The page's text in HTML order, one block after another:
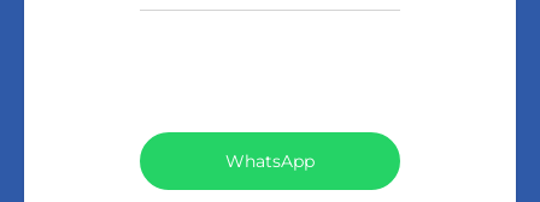
WhatsApp